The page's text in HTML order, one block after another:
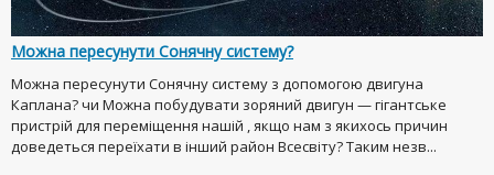
Можна пересунути Сонячну систему?
Можна пересунути Сонячну систему з допомогою двигуна
Каплана? чи Можна побудувати зоряний двигун — гігантське
пристрій для переміщення нашій , якщо нам з якихось причин
доведеться переїхати в інший район Всесвіту? Таким незв...